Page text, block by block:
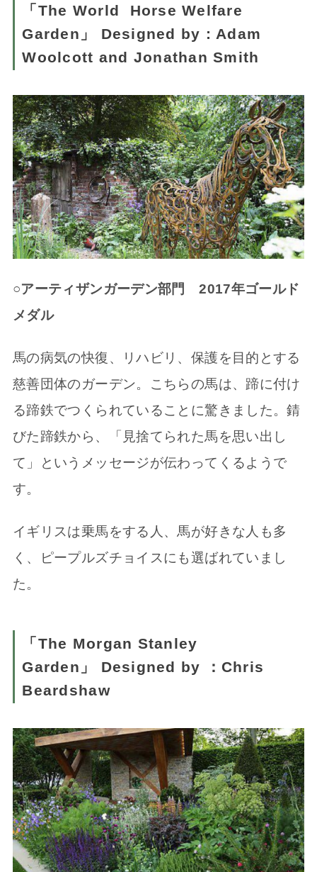
「The World Horse Welfare
Garden」 Designed by : Adam
Woolcott and Jonathan Smith
○アーティザンガーデン部門 2017年ゴールド
メダル
馬の病気の快復、リハビリ、保護を目的とする
慈善団体のガーデン。こちらの馬は、蹄に付け
る蹄鉄でつくられていることに驚きました。錆
びた蹄鉄から、「見捨てられた馬を思い出し
て」というメッセージが伝わってくるようで
す。
イギリスは乗馬をする人、馬が好きな人も多
く、ピープルズチョイスにも選ばれていまし
た。
「The Morgan Stanley
Garden」 Designed by ：Chris
Beardshaw